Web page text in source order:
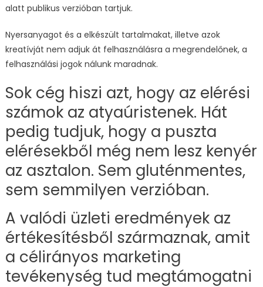
alatt publikus verzióban tartjuk.
Nyersanyagot és a elkészült tartalmakat, illetve azok
kreatívját nem adjuk át felhasználásra a megrendelőnek, a
felhasználási jogok nálunk maradnak.
Sok cég hiszi azt, hogy az elérési
számok az atyaúristenek. Hát
pedig tudjuk, hogy a puszta
elérésekből még nem lesz kenyér
az asztalon. Sem gluténmentes,
sem semmilyen verzióban.
A valódi üzleti eredmények az
értékesítésből származnak, amit
a célirányos marketing
tevékenység tud megtámogatni